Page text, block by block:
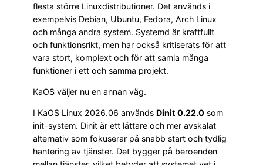
flesta större Linuxdistributioner. Det används i
exempelvis Debian, Ubuntu, Fedora, Arch Linux
och många andra system. Systemd är kraftfullt
och funktionsrikt, men har också kritiserats för att
vara stort, komplext och för att samla många
funktioner i ett och samma projekt.
KaOS väljer nu en annan väg.
I KaOS Linux 2026.06 används Dinit 0.22.0 som
init-system. Dinit är ett lättare och mer avskalat
alternativ som fokuserar på snabb start och tydlig
hantering av tjänster. Det bygger på beroenden